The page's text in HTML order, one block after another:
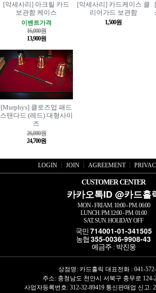
[악세사리] 아크릴 카드
보관함 케이스
이벤트가격
16,000원
13,900원
[악세사리] 카드케이스 클
리어가드 보관함
1,500원
[Murphys] 클로즈업 패드
스탠다드 (레드) 대형사이
즈
26,000원
24,700원
LOGIN JOIN AGREEMENT
CUSTOMER CENTER
카카오톡ID @카드홀
MON - FRI AM. 10:00 - PM. 06:00
LUNCH. PM.12:00 - PM. 01:00
SAT. SUN. HOLIDAY OFF
국민 714001-01-341505
농협 355-0036-9908-43
예금주 : 박진웅
상점명: 카드홀릭 대표전화 : 041-
주소: 충청남도 천안시 서북구 충무로 124-
사업자등록번호: 312-32-89419 통신판매업 신고: